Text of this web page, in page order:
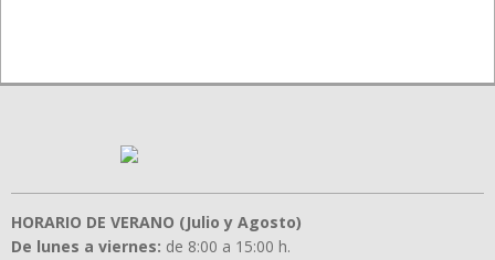
HORARIO DE VERANO (Julio y Agosto)
De lunes a viernes: de 8:00 a 15:00 h.